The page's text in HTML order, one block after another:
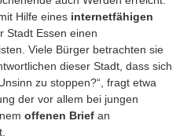
Hilfe eines internetfähigen
Stadt Essen einen
Viele Bürger betrachten sie
dieser Stadt, dass sich
zu stoppen?“, fragt etwa
der vor allem bei jungen
offenen Brief an